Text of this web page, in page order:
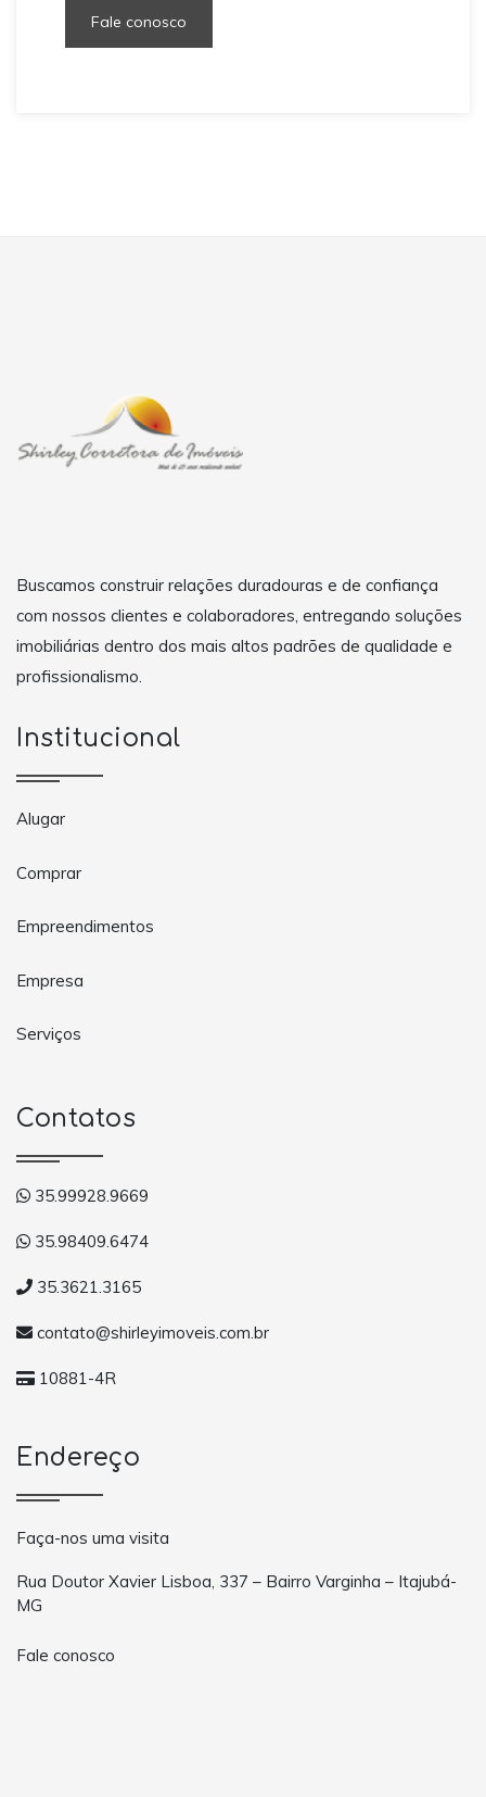
Fale conosco
Buscamos construir relações duradouras e de confiança
com nossos clientes e colaboradores, entregando soluções
imobiliárias dentro dos mais altos padrões de qualidade e
profissionalismo.
Institucional
Alugar
Comprar
Empreendimentos
Empresa
Serviços
Contatos
35.99928.9669
35.98409.6474
35.3621.3165
contato@shirleyimoveis.com.br
10881-4R
Endereço
Faça-nos uma visita
Rua Doutor Xavier Lisboa, 337 – Bairro Varginha – Itajubá-
MG
Fale conosco